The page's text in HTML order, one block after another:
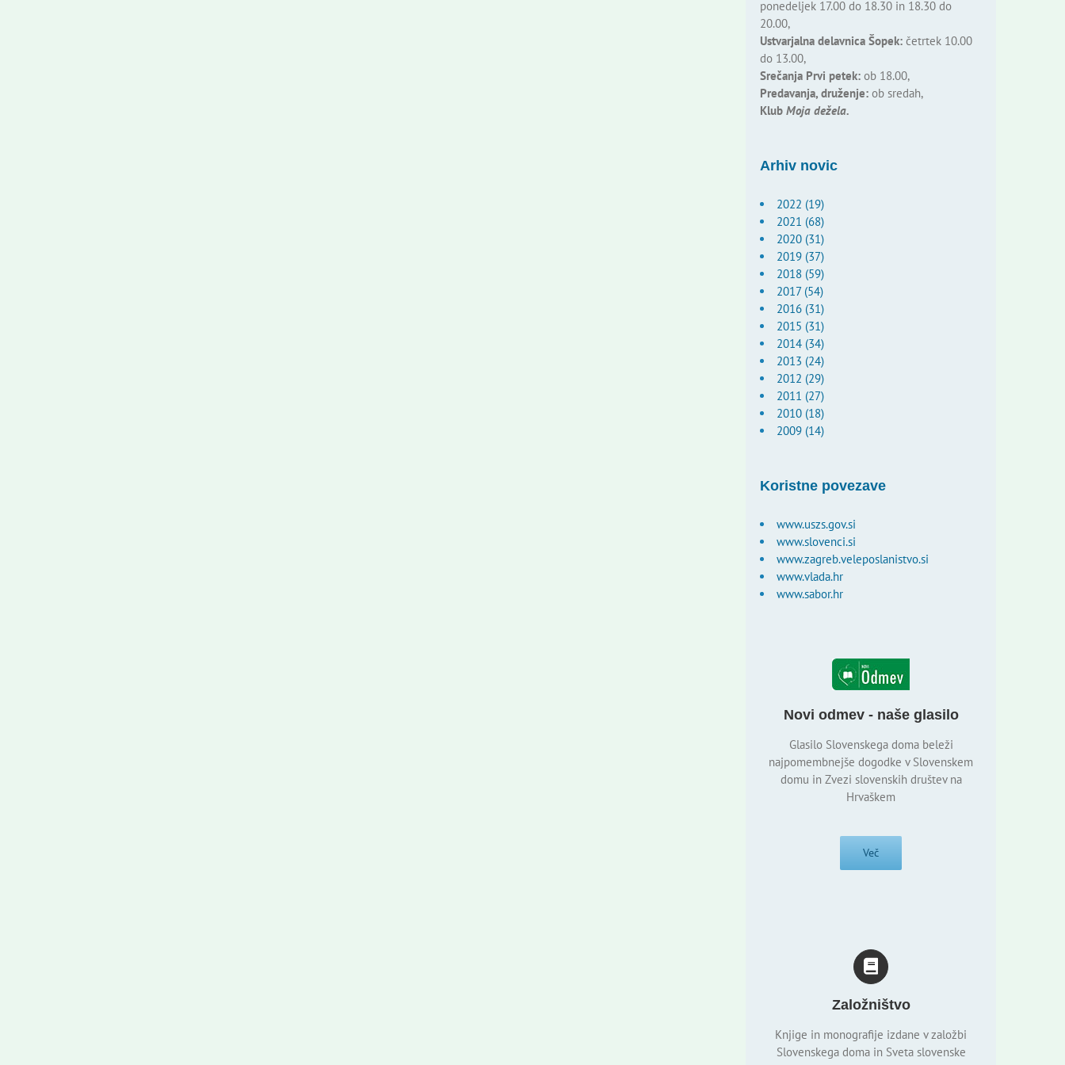
ponedeljek 17.00 do 18.30 in 18.30 do
20.00,
Ustvarjalna delavnica Šopek:četrtek 10.00
do 13.00,
Srečanja Prvi petek:ob 18.00,
Predavanja, druženje:ob sredah,
Klub Moja dežela.
Arhiv novic
2022 (19)
2021 (68)
2020 (31)
2019 (37)
2018 (59)
2017 (54)
2016 (31)
2015 (31)
2014 (34)
2013 (24)
2012 (29)
2011 (27)
2010 (18)
2009 (14)
Koristne povezave
www.uszs.gov.si
www.slovenci.si
www.zagreb.veleposlanistvo.si
www.vlada.hr
www.sabor.hr
Novi odmev - naše glasilo
Glasilo Slovenskega doma beleži
najpomembnejše dogodke v Slovenskem
domu in Zvezi slovenskih društev na
Hrvaškem
Več
Založništvo
Knjige in monografije izdane v založbi
Slovenskega doma in Sveta slovenske